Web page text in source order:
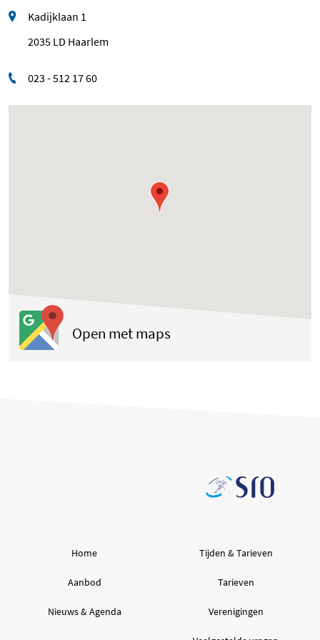
Kadijklaan 1
2035 LD Haarlem
023 - 512 17 60
Open met maps
Home
Aanbod
Nieuws & Agenda
Tijden & Tarieven
Tarieven
Verenigingen